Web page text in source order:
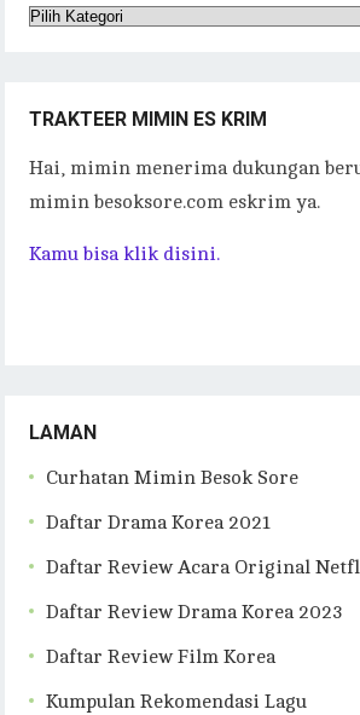
Kategori
TRAKTEER MIMIN ES KRIM
Hai, mimin menerima dukungan
mimin besoksore.com eskrim ya.
Kamu bisa klik disini.
LAMAN
Curhatan Mimin Besok Sore
Daftar Drama Korea 2021
Daftar Review Acara Original
Daftar Review Drama Korea 2023
Daftar Review Film Korea
Kumpulan Rekomendasi Lagu